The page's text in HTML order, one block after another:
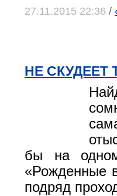
27.11.2015 22:36 /
НЕ
бы на одном
«Рожденные
подряд